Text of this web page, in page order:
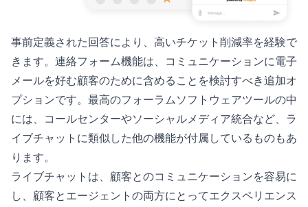
事前定義された回答により、高いチケット削減率を経験で
きます。連絡フォーム機能は、コミュニケーションに電子
メールを好む顧客のために含めることを検討すべき追加オ
プションです。最高のフォーラムソフトウェアツールの中
には、コールセンターやソーシャルメディア統合など、ラ
イブチャットに類似した他の機能が付属しているものもあ
ります。
ライブチャットは、顧客とのコミュニケーションを容易に
し、顧客とエージェントの両方にとってエクスペリエンス